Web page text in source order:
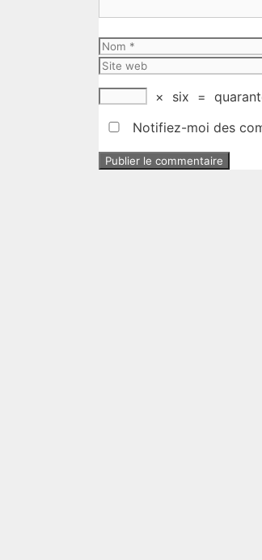
Nom
×
six =
Notifiez-moi des